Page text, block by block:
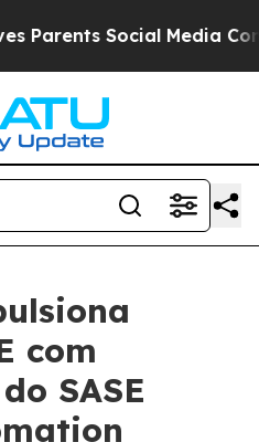
Parents Social Media
com
SASE